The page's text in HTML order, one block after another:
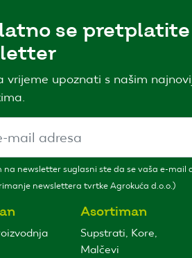
se
vrijeme upoznati s našim
na newsletter suglasni ste da se vaša e-mail
newslettera tvrtke Agrokuća d.o.o.)
Asortiman
Supstrati, Kore,
Malčevi